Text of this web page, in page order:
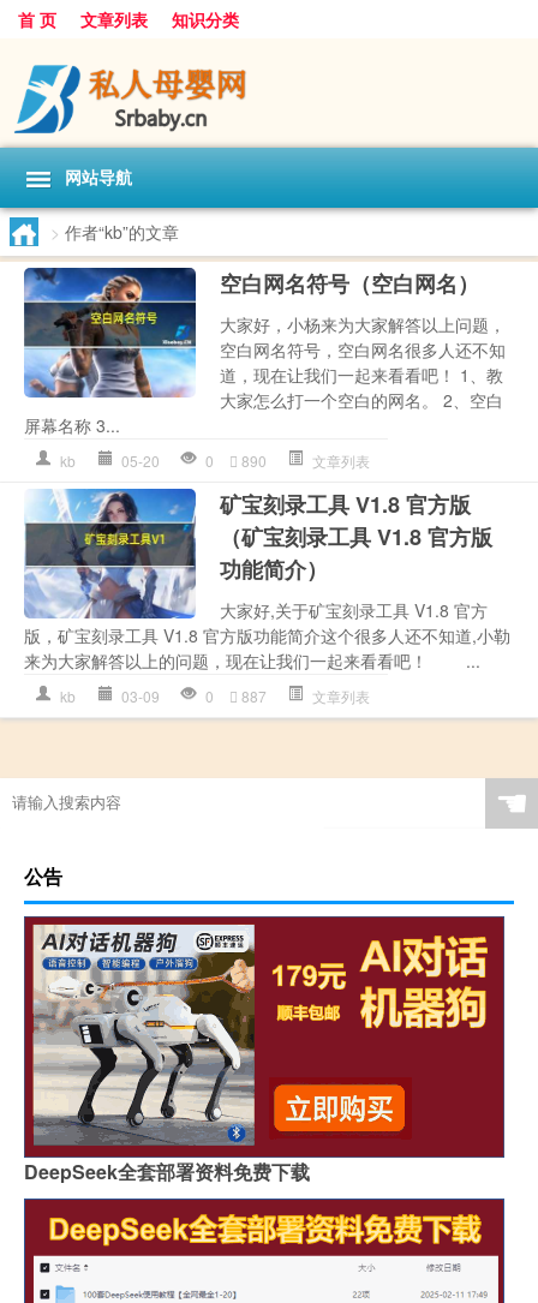
首 页 文章列表 知识分类
网站导航
> 作者“kb”的文章
空白网名符号（空白网名）
大家好，小杨来为大家解答以上问题，
空白网名符号，空白网名很多人还不知
道，现在让我们一起来看看吧！ 1、教
大家怎么打一个空白的网名。 2、空白
屏幕名称 3...
kb 05-20 0 890 文章列表
矿宝刻录工具 V1.8 官方版
（矿宝刻录工具 V1.8 官方版
功能简介）
大家好,关于矿宝刻录工具 V1.8 官方
版，矿宝刻录工具 V1.8 官方版功能简介这个很多人还不知道,小勒
来为大家解答以上的问题，现在让我们一起来看看吧！ ...
kb 03-09 0 887 文章列表
☚
公告
DeepSeek全套部署资料免费下载